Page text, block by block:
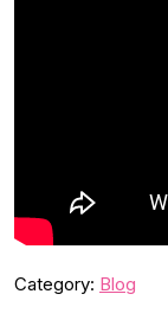
Category: Blog